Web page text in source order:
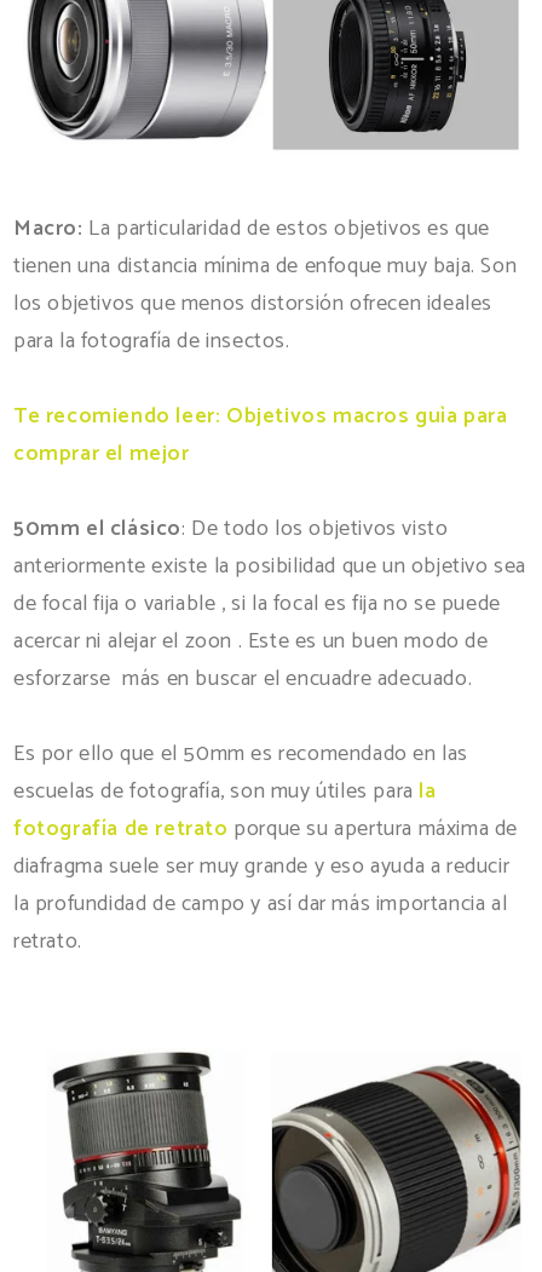
Macro: La particularidad de estos objetivos es que
tienen una distancia mínima de enfoque muy baja. Son
los objetivos que menos distorsión ofrecen ideales
para la fotografía de insectos.
Te recomiendo leer: Objetivos macros guìa para
comprar el mejor
50mm el clásico: De todo los objetivos visto
anteriormente existe la posibilidad que un objetivo sea
de focal fija o variable , si la focal es fija no se puede
acercar ni alejar el zoon . Este es un buen modo de
esforzarse más en buscar el encuadre adecuado.
Es por ello que el 50mm es recomendado en las
escuelas de fotografía, son muy útiles para la
fotografía de retrato porque su apertura máxima de
diafragma suele ser muy grande y eso ayuda a reducir
la profundidad de campo y así dar más importancia al
retrato.